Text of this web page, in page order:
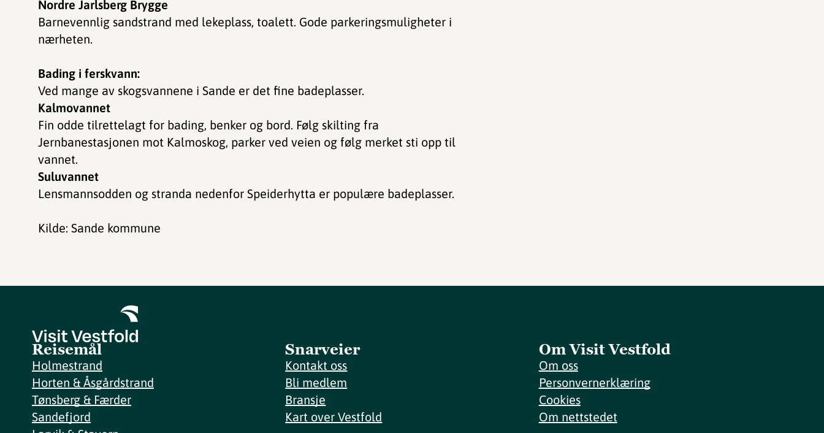
Nordre Jarlsberg Brygge
Barnevennlig sandstrand med lekeplass, toalett. Gode parkeringsmuligheter i
nærheten.
Bading i ferskvann:
Ved mange av skogsvannene i Sande er det fine badeplasser.
Kalmovannet
Fin odde tilrettelagt for bading, benker og bord. Følg skilting fra
Jernbanestasjonen mot Kalmoskog, parker ved veien og følg merket sti opp til
vannet.
Suluvannet
Lensmannsodden og stranda nedenfor Speiderhytta er populære badeplasser.
Kilde: Sande kommune
Reisemål
Holmestrand
Horten & Åsgårdstrand
Tønsberg & Færder
Sandefjord
Snarveier
Kontakt oss
Bli medlem
Bransje
Kart over Vestfold
Om Visit Vestfold
Om oss
Personvernerklæring
Cookies
Om nettstedet